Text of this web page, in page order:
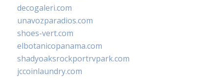
decogaleri.com
unavozparadios.com
shoes-vert.com
elbotanicopanama.com
shadyoaksrockportrvpark.com
jccoinlaundry.com